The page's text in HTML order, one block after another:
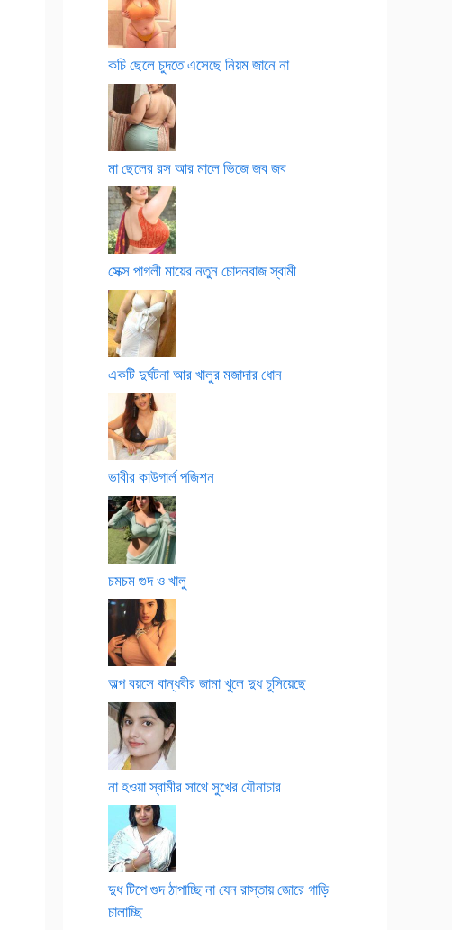
কচি ছেলে চুদতে এসেছে নিয়ম জানে না
মা ছেলের রস আর মালে ভিজে জব জব
সেক্স পাগলী মায়ের নতুন চোদনবাজ স্বামী
একটি দুর্ঘটনা আর খালুর মজাদার ধোন
ভাবীর কাউগার্ল পজিশন
চমচম গুদ ও খালু
অল্প বয়সে বান্ধবীর জামা খুলে দুধ চুসিয়েছে
না হওয়া স্বামীর সাথে সুখের যৌনাচার
দুধ টিপে গুদ ঠাপাচ্ছি না যেন রাস্তায় জোরে গাড়ি
চালাচ্ছি